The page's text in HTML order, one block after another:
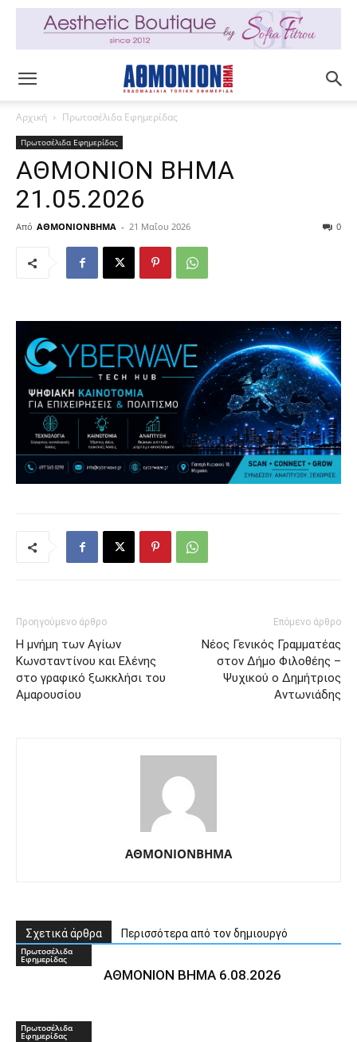
Αρχική Πρωτοσέλιδα Εφημερίδας
Πρωτοσέλιδα Εφημερίδας
ΑΘΜΟΝΙΟΝ ΒΗΜΑ
21.05.2026
Από ΑΘΜΟΝΙΟΝΒΗΜΑ - 21 Μαΐου 2026 0
Προηγούμενο άρθρο
Η μνήμη των Αγίων
Κωνσταντίνου και Ελένης
στο γραφικό ξωκκλήσι του
Αμαρουσίου
Επόμενο άρθρο
Νέος Γενικός Γραμματέας
στον Δήμο Φιλοθέης –
Ψυχικού ο Δημήτριος
Αντωνιάδης
ΑΘΜΟΝΙΟΝΒΗΜΑ
Σχετικά άρθρα Περισσότερα από τον δημιουργό
Πρωτοσέλιδα
Εφημερίδας
ΑΘΜΟΝΙΟΝ ΒΗΜΑ 6.08.2026
Πρωτοσέλιδα
Εφημερίδας